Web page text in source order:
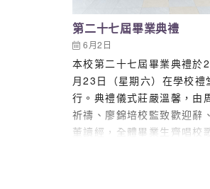
投放在五人賽事中。為了這
們日夜苦練，甚至在賽前勇
港賽事，只為了讓自己走得
更強。 然而，現實的考驗往
中更為殘酷。小組賽首場，
撞上了實力高出一籌的劉梅
番艱苦的拼搏，比分最終無
0比4。初嘗敗績的打擊是沉
第二十七屆畢業典禮
6月2日
本校第二十七屆畢業典禮於
月23日（星期六）在學校禮
行。典禮儀式莊嚴溫馨，由
祈禱、廖錦培校監致歡迎辭
董讀經，全體畢業生齊唱校